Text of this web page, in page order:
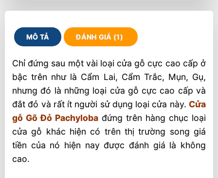
MÔ TẢ ĐÁNH GIÁ (1)
Chỉ đứng sau một vài loại cửa gỗ cực cao cấp ở
bậc trên như là Cẩm Lai, Cẩm Trắc, Mụn, Gụ,
nhưng đó là những loại cửa gỗ cực cao cấp và
đắt đỏ và rất ít người sử dụng loại cửa này. Cửa
gỗ Gõ Đỏ Pachyloba đứng trên hàng chục loại
cửa gỗ khác hiện có trên thị trường song giá
tiền của nó hiện nay được đánh giá là không
cao.